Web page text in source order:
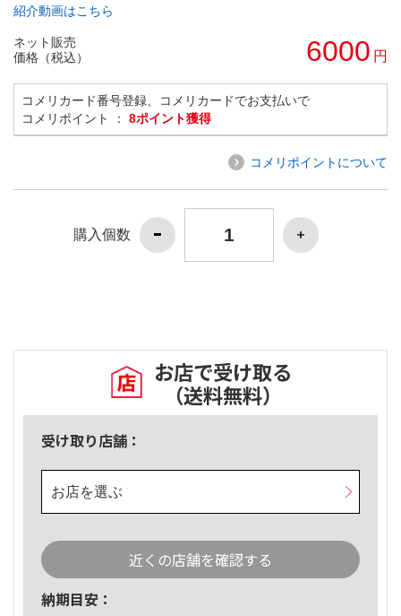
紹介動画はこちら
ネット販売
価格（税込）
6000 円
コメリカード番号登録、コメリカードでお支払いで
コメリポイント ： 8ポイント獲得
コメリポイントについて
購入個数
お店で受け取る
（送料無料）
受け取り店舗：
お店を選ぶ
近くの店舗を確認する
納期目安：